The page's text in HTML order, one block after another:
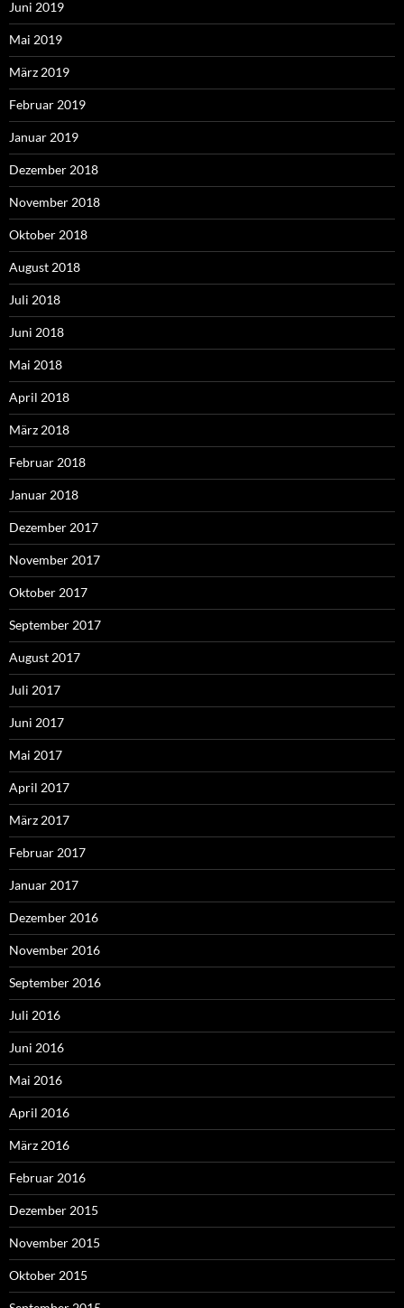
Juni 2019
Mai 2019
März 2019
Februar 2019
Januar 2019
Dezember 2018
November 2018
Oktober 2018
August 2018
Juli 2018
Juni 2018
Mai 2018
April 2018
März 2018
Februar 2018
Januar 2018
Dezember 2017
November 2017
Oktober 2017
September 2017
August 2017
Juli 2017
Juni 2017
Mai 2017
April 2017
März 2017
Februar 2017
Januar 2017
Dezember 2016
November 2016
September 2016
Juli 2016
Juni 2016
Mai 2016
April 2016
März 2016
Februar 2016
Dezember 2015
November 2015
Oktober 2015